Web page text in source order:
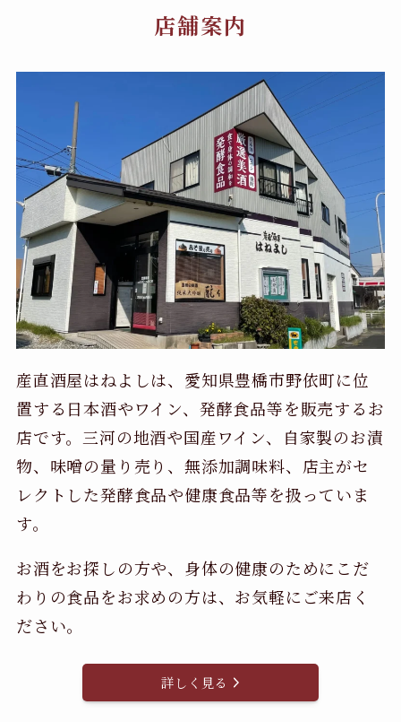
店舗案内
産直酒屋はねよしは、愛知県豊橋市野依町に位
置する日本酒やワイン、発酵食品等を販売するお
店です。三河の地酒や国産ワイン、自家製のお漬
物、味噌の量り売り、無添加調味料、店主がセ
レクトした発酵食品や健康食品等を扱っていま
す。
お酒をお探しの方や、身体の健康のためにこだ
わりの食品をお求めの方は、お気軽にご来店く
ださい。
詳しく見る